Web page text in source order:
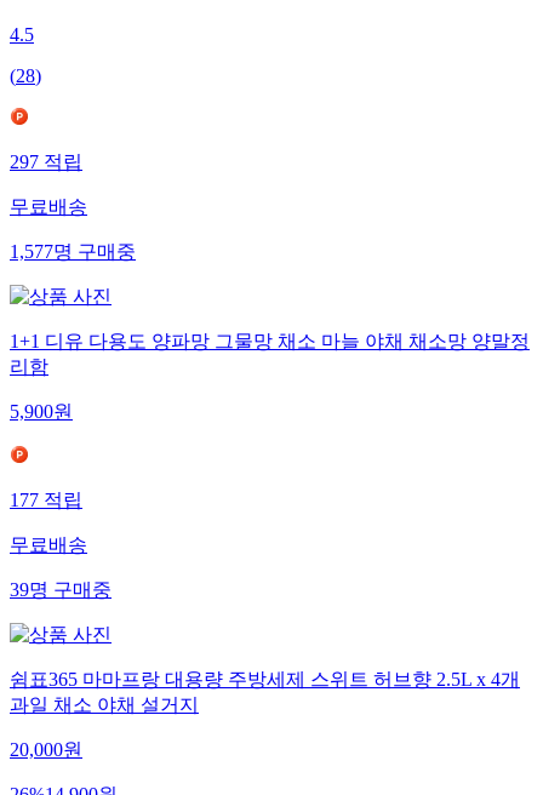
4.5
(28)
297적립
무료배송
1,577명구매중
1+1 디유 다용도 양파망 그물망 채소 마늘 야채 채소망 양말정
리함
5,900원
177적립
무료배송
39명구매중
쉼표365 마마프랑 대용량 주방세제 스위트 허브향 2.5L x 4개
과일 채소 야채 설거지
20,000원